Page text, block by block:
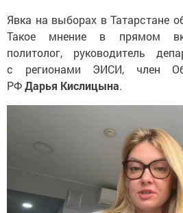
Явка на выборах в Татарстане
Такое мнение в прямом
политолог, руководитель
с регионами ЭИСИ, член
РФДарья Кислицына.